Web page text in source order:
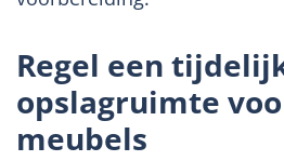
Regel een
opslagruimte
meubels